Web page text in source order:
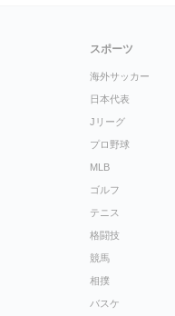
スポーツ
海外サッカー
日本代表
Jリーグ
プロ野球
MLB
ゴルフ
テニス
格闘技
競馬
相撲
バスケ